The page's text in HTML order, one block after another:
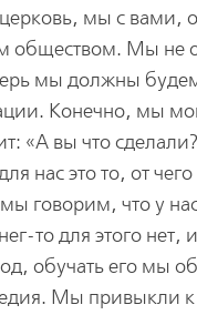
мы с вами,
обществом. Мы не
мы должны будем
Конечно, мы
«А вы что
нас это то, от
мы говорим, что у
то для этого
обучать его мы
Мы привыкли